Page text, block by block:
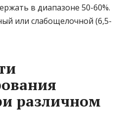
в диапазоне 50-60%.
или слабощелочной (6,5-
различном